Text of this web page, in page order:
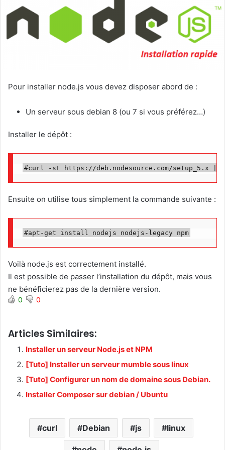
c
Pour installer node.js vous devez disposer abord de :
Un serveur sous debian 8 (ou 7 si vous préférez…)
Installer le dépôt :
#curl -sL https: //deb.nodesource.com/setup_5.x |
Ensuite on utilise tous simplement la commande suivante :
#apt-get install nodejs nodejs-legacy npm
Voilà node.js est correctement installé.
Il est possible de passer l’installation du dépôt, mais vous
ne bénéficierez pas de la dernière version.
0 0
Articles Similaires:
Installer un serveur Node.js et NPM
[Tuto] Installer un serveur mumble sous linux
[Tuto] Configurer un nom de domaine sous Debian.
Installer Composer sur debian / Ubuntu
curl Debian js linux